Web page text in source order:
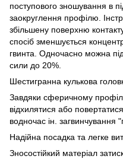
поступового зношування в
заокруглення профілю.
збільшену поверхню
спосіб зменшується
гвинта. Одночасно можна
сили до 20%.
Шестигранна кулькова
Завдяки сферичному
відхилятися або
водночас ін. загвинчування
Надійна посадка та легке
Зносостійкий матеріал